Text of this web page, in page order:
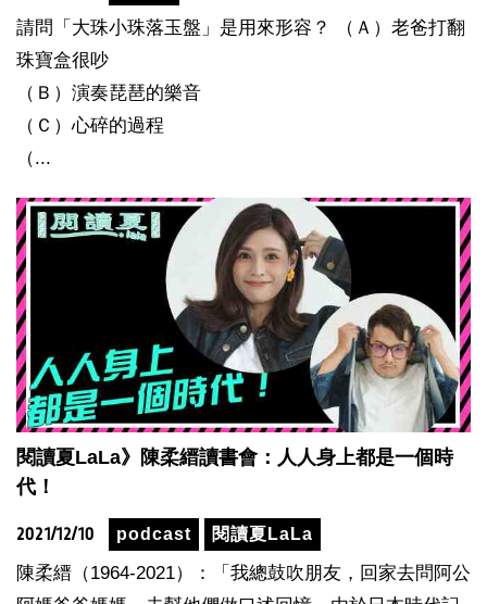
請問「大珠小珠落玉盤」是用來形容？ （Ａ）老爸打翻
珠寶盒很吵
（Ｂ）演奏琵琶的樂音
（Ｃ）心碎的過程
（...
閱讀夏LaLa》陳柔縉讀書會：人人身上都是一個時
代！
2021/12/10 podcast 閱讀夏LaLa
陳柔縉（1964-2021）：「我總鼓吹朋友，回家去問阿公